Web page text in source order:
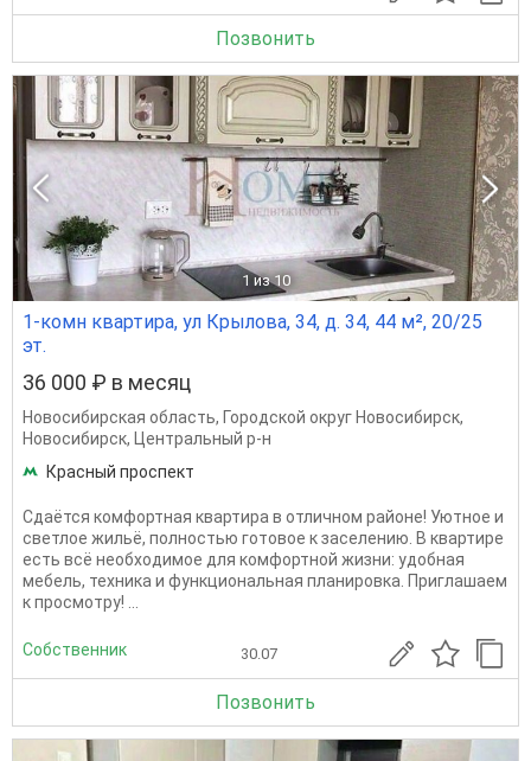
Позвонить
1 из 10
1-комн квартира, ул Крылова, 34, д. 34, 44 м², 20/25
эт.
36 000 ₽ в месяц
Новосибирская область, Городской округ Новосибирск,
Новосибирск,
Центральный р-н
Красный проспект
Сдаётся комфортная квартира в отличном районе! Уютное и
светлое жильё, полностью готовое к заселению. В квартире
есть всё необходимое для комфортной жизни: удобная
мебель, техника и функциональная планировка. Приглашаем
к просмотру! ...
Собственник 30.07
Позвонить